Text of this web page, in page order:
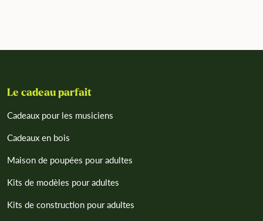
Le cadeau parfait
Cadeaux pour les musiciens
Cadeaux en bois
Maison de poupées pour adultes
Kits de modèles pour adultes
Kits de construction pour adultes